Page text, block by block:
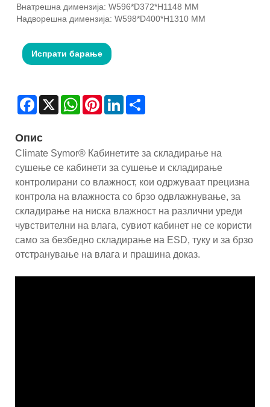
Внатрешна димензија: W596*D372*H1148 MM
Надворешна димензија: W598*D400*H1310 MM
Испрати барање
Facebook
X WhatsAppPinterestLinkedIn
Опис
Climate Symor® Кабинетите за складирање на
сушење се кабинети за сушење и складирање
контролирани со влажност, кои одржуваат прецизна
контрола на влажноста со брзо одвлажнување, за
складирање на ниска влажност на различни уреди
чувствителни на влага, сувиот кабинет не се користи
само за безбедно складирање на ESD, туку и за брзо
отстранување на влага и прашина доказ.